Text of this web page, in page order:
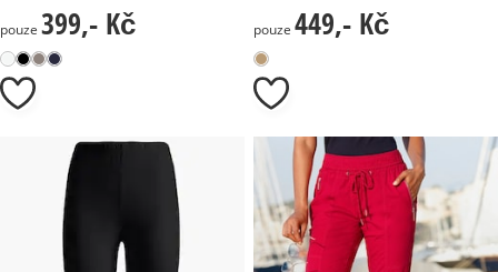
399,- Kč
pouze 399,- Kč
449,- Kč
pouze 449,- Kč